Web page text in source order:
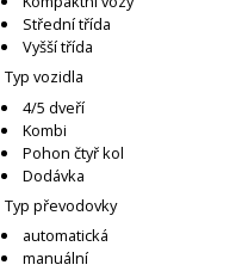
Střední třída
Vyšší třída
Typ vozidla
4/5 dveří
Kombi
Pohon čtyř kol
Dodávka
Typ převodovky
automatická
manuální